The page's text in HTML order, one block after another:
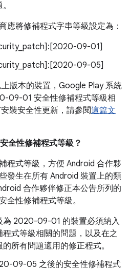
應將修補程式字串等級設定為：
09-01]
09-05]
版本的裝置，Google Play 系統
09-01 安全性修補程式等級相
裝安全性更新，請參閱這篇文
全性修補程式等級？
程式等級，方便 Android 合作夥
發生在所有 Android 裝置上的類
合作夥伴修正本公告所列的
全性修補程式等級。
為 2020-09-01 的裝置必須納入
式等級相關的問題，以及在之
所有問題適用的修正程式。
09-05 之後的安全性修補程式